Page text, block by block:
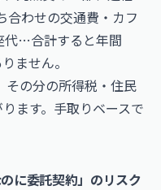
合わせの交通費・カフ
代…合計すると年間
ません。
その分の所得税・住民
ます。手取りベースで
に委託契約」のリスク